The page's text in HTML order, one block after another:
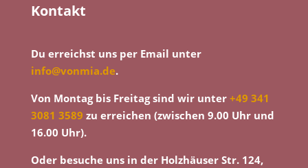
Kontakt
Du erreichst uns per Email unter
info@vonmia.de.
Von Montag bis Freitag sind wir unter +49 341
3081 3589 zu erreichen (zwischen 9.00 Uhr und
16.00 Uhr).
Oder besuche uns in der Holzhäuser Str. 124,